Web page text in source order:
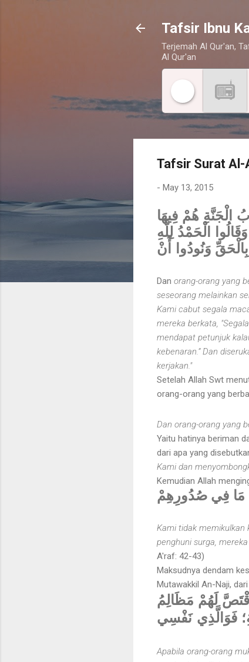
Tafsir Ibnu
Terjemah Al Qur'an,
Al Qur'an
Tafsir Surat
- May 13, 2015
الْجَنَّةِ هُمْ فِيهَا
الْحَمْدُ لِلَّهِ
وَنُودُوا أَنْ
Dan orang-orang yang
seseorang melainkan
Kami cabut segala
mereka berkata,
mendapat petunjuk
kebenaran.” Dan
kerjakan."
Setelah Allah Swt
orang-orang yang
Dan orang-orang yang
Yaitu hatinya beriman
dari apa yang
Kami dan
Kemudian Allah
مَا فِي صُدُورِهِمْ
Kami tidak memikulkan
penghuni surga,
A'raf: 42-43)
Maksudnya dendam
Mutawakkil An-Naji,
لَهُمْ مَظَالِمُ
فَوَالَّذِي نَفْسِي
Apabila orang-orang